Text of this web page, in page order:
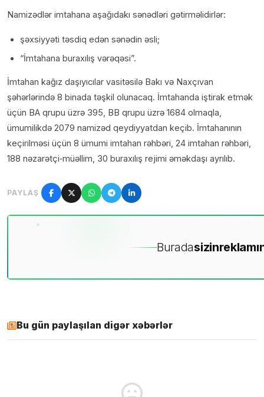
Namizədlər imtahana aşağıdakı sənədləri gətirməlidirlər:
şəxsiyyəti təsdiq edən sənədin əsli;
“İmtahana buraxılış vərəqəsi”.
İmtahan kağız daşıyıcılar vasitəsilə Bakı və Naxçıvan
şəhərlərində 8 binada təşkil olunacaq. İmtahanda iştirak etmək
üçün BA qrupu üzrə 395, BB qrupu üzrə 1684 olmaqla,
ümumilikdə 2079 namizəd qeydiyyatdan keçib. İmtahanının
keçirilməsi üçün 8 ümumi imtahan rəhbəri, 24 imtahan rəhbəri,
188 nəzarətçi‑müəllim, 30 buraxılış rejimi əməkdaşı ayrılıb.
PAYLAŞ
Buradasizin
Bu gün paylaşılan digər xəbərlər